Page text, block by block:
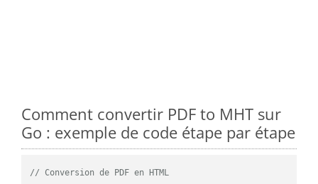
Comment convertir PDF to MHT sur
Go : exemple de code étape par étape
// Conversion de PDF en HTML